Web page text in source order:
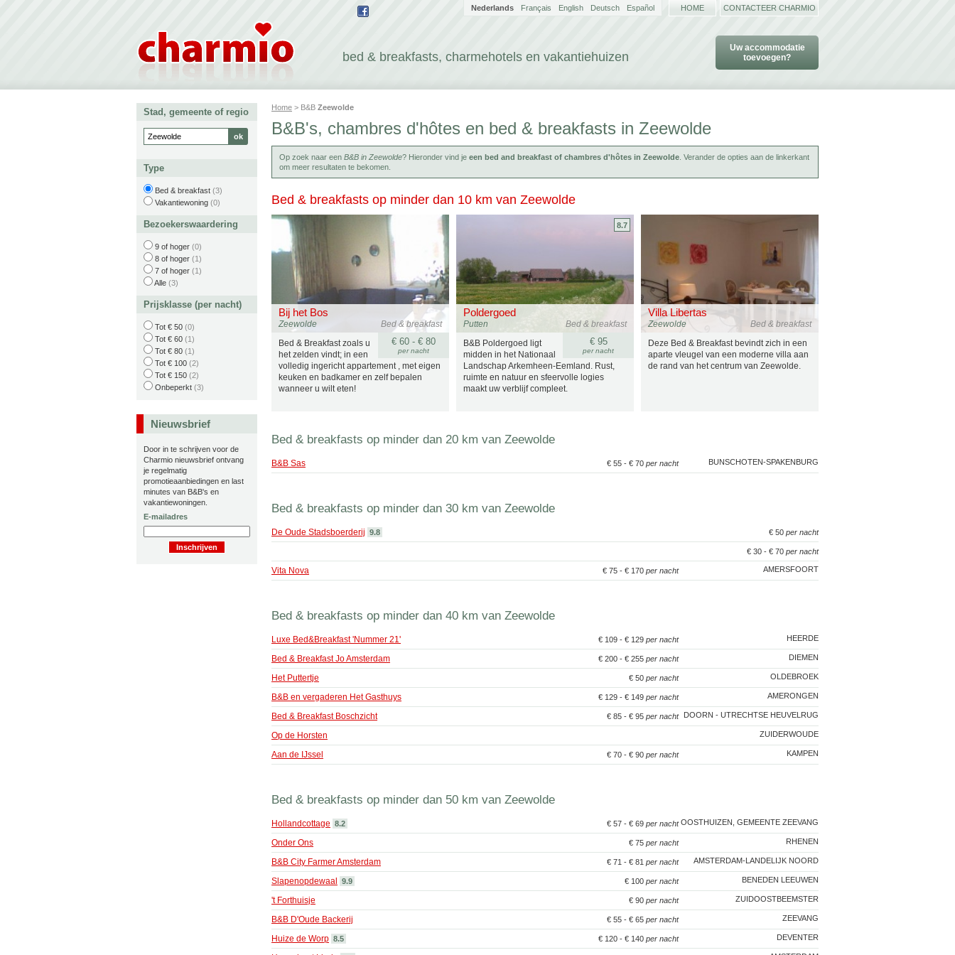
bed & breakfasts, charmehotels en vakantiehuizen
Uw accommodatie
toevoegen?
Nederlands Français English Deutsch Español HOME CONTACTEER CHARMIO
Home > B&B Zeewolde
B&B's, chambres d'hôtes en bed & breakfasts in Zeewolde
Op zoek naar een B&B in Zeewolde? Hieronder vind je een bed and breakfast of chambres d'hôtes in Zeewolde . Verander de opties aan de linkerkant
om meer resultaten te bekomen.
Bed & breakfasts op minder dan 10 km van Zeewolde
Bij het Bos
Bed & breakfast
Zeewolde
€ 60 - € 80
per nacht
Bed & Breakfast zoals u
het zelden vindt; in een
volledig ingericht appartement , met eigen
keuken en badkamer en zelf bepalen
wanneer u wilt eten!
Poldergoed
Bed & breakfast
Putten
8.7
€ 95
per nacht
B&B Poldergoed ligt
midden in het Nationaal
Landschap Arkemheen-Eemland. Rust,
ruimte en natuur en sfeervolle logies
maakt uw verblijf compleet.
Villa Libertas
Bed & breakfast
Zeewolde
Deze Bed & Breakfast bevindt zich in een
aparte vleugel van een moderne villa aan
de rand van het centrum van Zeewolde.
Bed & breakfasts op minder dan 20 km van Zeewolde
BUNSCHOTEN-SPAKENBURG
B&B Sas € 55 - € 70 per nacht
Bed & breakfasts op minder dan 30 km van Zeewolde
De Oude Stadsboerderij 9.8 € 50 per nacht
€ 30 - € 70 per nacht
AMERSFOORT
Vita Nova € 75 - € 170 per nacht
Bed & breakfasts op minder dan 40 km van Zeewolde
HEERDE
Luxe Bed&Breakfast 'Nummer 21' € 109 - € 129 per nacht
DIEMEN
Bed & Breakfast Jo Amsterdam € 200 - € 255 per nacht
OLDEBROEK
Het Puttertje € 50 per nacht
AMERONGEN
B&B en vergaderen Het Gasthuys € 129 - € 149 per nacht
DOORN - UTRECHTSE HEUVELRUG
Bed & Breakfast Boschzicht € 85 - € 95 per nacht
ZUIDERWOUDE
Op de Horsten
KAMPEN
Aan de IJssel € 70 - € 90 per nacht
Bed & breakfasts op minder dan 50 km van Zeewolde
OOSTHUIZEN, GEMEENTE ZEEVANG
Hollandcottage 8.2 € 57 - € 69 per nacht
RHENEN
Onder Ons € 75 per nacht
AMSTERDAM-LANDELIJK NOORD
B&B City Farmer Amsterdam € 71 - € 81 per nacht
BENEDEN LEEUWEN
Slapenopdewaal 9.9 € 100 per nacht
ZUIDOOSTBEEMSTER
't Forthuisje € 90 per nacht
ZEEVANG
B&B D'Oude Backerij € 55 - € 65 per nacht
DEVENTER
Huize de Worp 8.5 € 120 - € 140 per nacht
Stad, gemeente of regio
Type
Bed & breakfast (3)
Vakantiewoning (0)
Bezoekerswaardering
9 of hoger (0)
8 of hoger (1)
7 of hoger (1)
Alle (3)
Prijsklasse (per nacht)
Tot € 50 (0)
Tot € 60 (1)
Tot € 80 (1)
Tot € 100 (2)
Tot € 150 (2)
Onbeperkt (3)
Nieuwsbrief
Door in te schrijven voor de
Charmio nieuwsbrief ontvang
je regelmatig
promotieaanbiedingen en last
minutes van B&B's en
vakantiewoningen.
E-mailadres